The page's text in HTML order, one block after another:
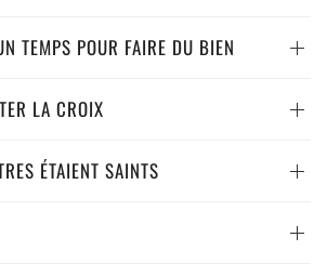
TEMPS POUR FAIRE DU BIEN
LA CROIX
ÉTAIENT SAINTS